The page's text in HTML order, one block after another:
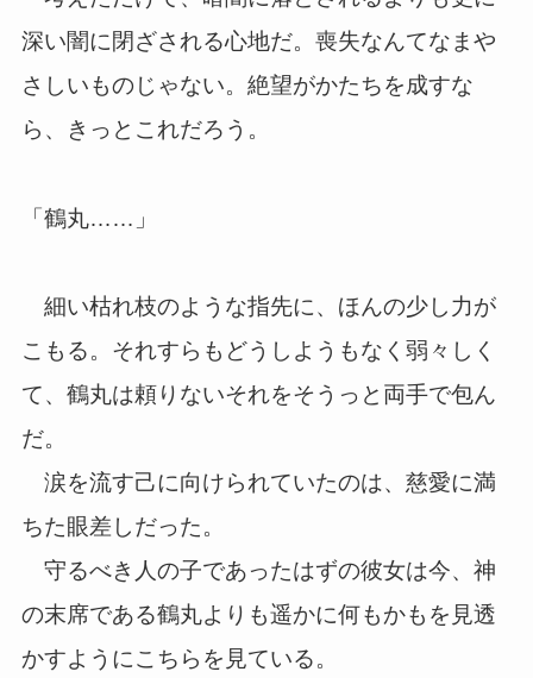
深い闇に閉ざされる心地だ。喪失なんてなまや
さしいものじゃない。絶望がかたちを成すな
ら、きっとこれだろう。
「鶴丸……」
細い枯れ枝のような指先に、ほんの少し力が
こもる。それすらもどうしようもなく弱々しく
て、鶴丸は頼りないそれをそうっと両手で包ん
だ。
涙を流す己に向けられていたのは、慈愛に満
ちた眼差しだった。
守るべき人の子であったはずの彼女は今、神
の末席である鶴丸よりも遥かに何もかもを見透
かすようにこちらを見ている。